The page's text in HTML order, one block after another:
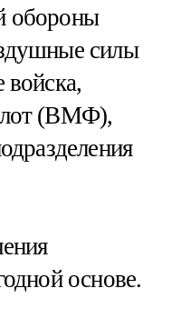
обороны
силы
(ВМФ),
основе.